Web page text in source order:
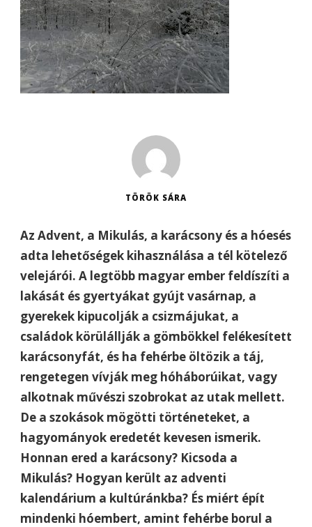
TÖRÖK SÁRA
Az Advent, a Mikulás, a karácsony és a hóesés
adta lehetőségek kihasználása a tél kötelező
velejárói. A legtöbb magyar ember feldíszíti a
lakását és gyertyákat gyújt vasárnap, a
gyerekek kipucolják a csizmájukat, a
családok körülállják a gömbökkel felékesített
karácsonyfát, és ha fehérbe öltözik a táj,
rengetegen vívják meg hóháborúikat, vagy
alkotnak művészi szobrokat az utak mellett.
De a szokások mögötti történeteket, a
hagyományok eredetét kevesen ismerik.
Honnan ered a karácsony? Kicsoda a
Mikulás? Hogyan került az adventi
kalendárium a kultúránkba? És miért épít
mindenki hóembert, amint fehérbe borul a